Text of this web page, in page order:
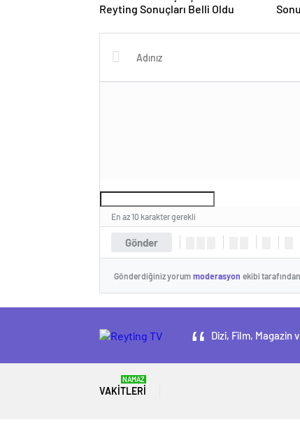
Reyting Sonuçları Belli Oldu
Gönder
En az 10 karakter gerekli
Gönderdiğiniz yorum moderasyon ekibi
Dizi, Film, Magazin
VAKITLERI
NAMAZ